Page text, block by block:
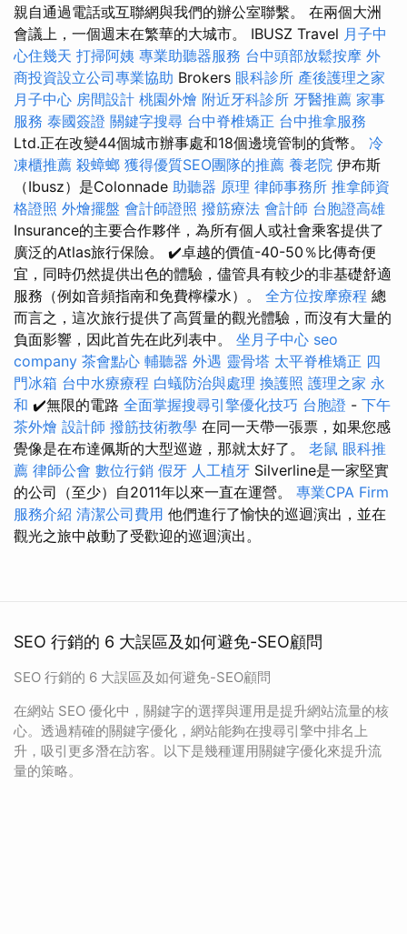
親自通過電話或互聯網與我們的辦公室聯繫。 在兩個大洲
會議上，一個週末在繁華的大城市。 IBUSZ Travel 月子中
心住幾天 打掃阿姨 專業助聽器服務 台中頭部放鬆按摩 外
商投資設立公司專業協助 Brokers 眼科診所 產後護理之家
月子中心 房間設計 桃園外燴 附近牙科診所 牙醫推薦 家事
服務 泰國簽證 關鍵字搜尋 台中脊椎矯正 台中推拿服務
Ltd.正在改變44個城市辦事處和18個邊境管制的貨幣。 冷
凍櫃推薦 殺蟑螂 獲得優質SEO團隊的推薦 養老院 伊布斯
（Ibusz）是Colonnade 助聽器 原理 律師事務所 推拿師資
格證照 外燴擺盤 會計師證照 撥筋療法 會計師 台胞證高雄
Insurance的主要合作夥伴，為所有個人或社會乘客提供了
廣泛的Atlas旅行保險。 ✔️卓越的價值-40-50％比傳奇便
宜，同時仍然提供出色的體驗，儘管具有較少的非基礎舒適
服務（例如音頻指南和免費檸檬水）。 全方位按摩療程 總
而言之，這次旅行提供了高質量的觀光體驗，而沒有大量的
負面影響，因此首先在此列表中。 坐月子中心 seo
company 茶會點心 輔聽器 外遇 靈骨塔 太平脊椎矯正 四
門冰箱 台中水療療程 白蟻防治與處理 換護照 護理之家 永
和 ✔️無限的電路 全面掌握搜尋引擎優化技巧 台胞證 - 下午
茶外燴 設計師 撥筋技術教學 在同一天帶一張票，如果您感
覺像是在布達佩斯的大型巡遊，那就太好了。 老鼠 眼科推
薦 律師公會 數位行銷 假牙 人工植牙 Silverline是一家堅實
的公司（至少）自2011年以來一直在運營。 專業CPA Firm
服務介紹 清潔公司費用 他們進行了愉快的巡迴演出，並在
觀光之旅中啟動了受歡迎的巡迴演出。
SEO 行銷的 6 大誤區及如何避免-SEO顧問
SEO 行銷的 6 大誤區及如何避免-SEO顧問
在網站 SEO 優化中，關鍵字的選擇與運用是提升網站流量的核
心。透過精確的關鍵字優化，網站能夠在搜尋引擎中排名上
升，吸引更多潛在訪客。以下是幾種運用關鍵字優化來提升流
量的策略。